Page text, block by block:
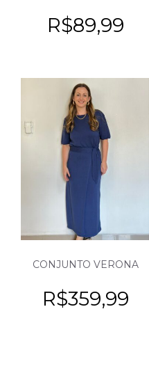
R$89,99
CONJUNTO VERONA
R$359,99